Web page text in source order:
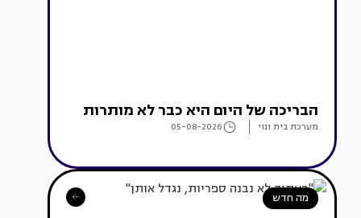
הבריכה של היום היא כבר לא מותרות
מערכת בית ונוי 05-08-2026
מה חדש